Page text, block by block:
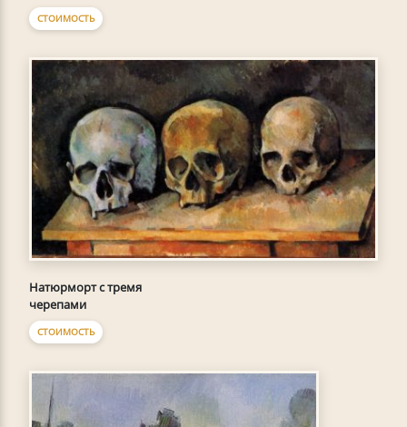
СТОИМОСТЬ
Натюрморт с тремя
черепами
СТОИМОСТЬ